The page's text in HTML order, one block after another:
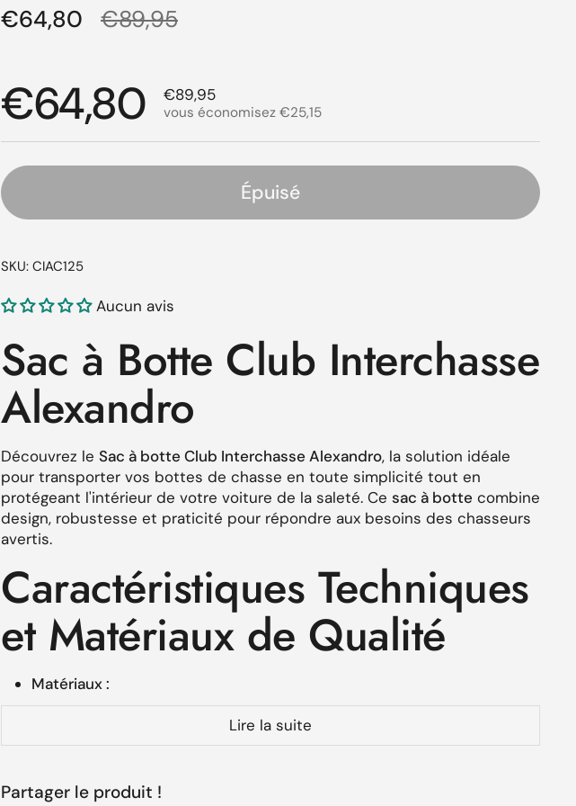
Prix régulier
€64,80 Prix de solde
€89,95
Prix régulier
€64,80 Prix de solde
€89,95
vous économisez €25,15
Épuisé
SKU: CIAC125
Aucun avis
Sac à Botte Club Interchasse
Alexandro
Découvrez le Sac à botte Club Interchasse Alexandro, la solution idéale
pour transporter vos bottes de chasse en toute simplicité tout en
protégeant l'intérieur de votre voiture de la saleté. Ce sac à botte combine
design, robustesse et praticité pour répondre aux besoins des chasseurs
avertis.
Caractéristiques Techniques
et Matériaux de Qualité
Matériaux :
Sac fabriqué en toile 100% coton, garantissant une robustesse
accrue contre l'usure.
Lire la suite
Partager le produit !